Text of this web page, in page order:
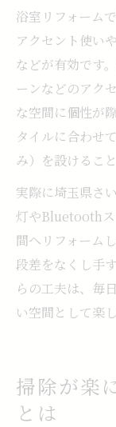
浴室リフォーム
アクセント使い
などが有効です
ーンなどのアク
な空間に個性が
タイルに合わせ
み）を設けるこ
実際に埼玉県さ
灯やBluetoothス
間へリフォーム
段差をなくし手
らの工夫は、毎
い空間として楽
掃除が楽
とは